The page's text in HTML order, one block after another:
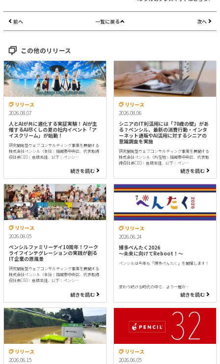
前へ 一覧に戻る 次へ
この他のリリース
リリース
2026.08.07
人とAIが共に進化する実証実験！ AIが主
催するAI尽くしの夏の社内イベント「ア
イスクリーム」が始動！
研究開発型ウェブコンサルティング事業を展開する
株式会社ペンシル（本社：福岡市中央区、代表取締
役社長CEO：倉橋美佳、以下：ペンシ…
続きを読む
リリース
2026.08.06
シニアのIT利活用には「70歳の壁」があ
る？ペンシル、最新の消費行動・インタ
ーネット通販やAI活用に対するシニアの
意識調査を実施
研究開発型ウェブコンサルティング事業を展開する
株式会社ペンシル（所在地：福岡市中央区、代表取
締役社長CEO：倉橋美佳、以下：ペン…
続きを読む
リリース
2026.08.05
ペンシルファミリーデイ10周年！ワーク
ライフインテグレーションの実践が創る
IT企業の原風景
研究開発型ウェブコンサルティング事業を展開する
株式会社ペンシル（本社：福岡市中央区、代表取締
役社長CEO：倉橋美佳、以下：ペンシ…
続きを読む
リリース
2026.06.24
博多ぺんたく2026
〜未来に向けてReboot！〜
ペンシルは今年も「博多ぺんたく」を開催します！
変わり続ける時代の中で、より一層W…
続きを読む
リリース
2026.06.15
リリース
2026.06.05